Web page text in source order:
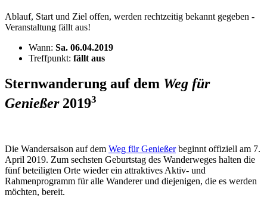
Ablauf, Start und Ziel offen, werden rechtzeitig bekannt gegeben -
Veranstaltung fällt aus!
Wann: Sa. 06.04.2019
Treffpunkt: fällt aus
Sternwanderung auf dem Weg für
Genießer20193
Die Wandersaison auf dem Weg für Genießerbeginnt offiziell am 7.
April 2019. Zum sechsten Geburtstag des Wanderweges halten die
fünf beteiligten Orte wieder ein attraktives Aktiv- und
Rahmenprogramm für alle Wanderer und diejenigen, die es werden
möchten, bereit.